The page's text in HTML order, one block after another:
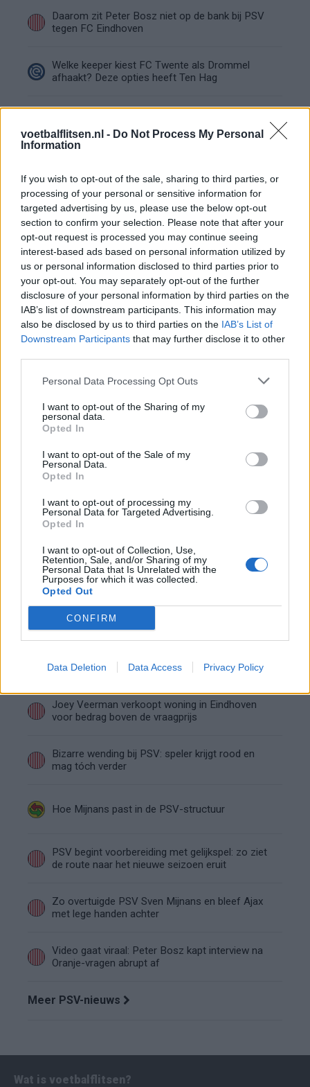
voetbalflitsen.nl - Do Not Process My Personal
Information
If you wish to opt-out of the sale, sharing to third parties, or
processing of your personal or sensitive information for
targeted advertising by us, please use the below opt-out
section to confirm your selection. Please note that after your
opt-out request is processed you may continue seeing
interest-based ads based on personal information utilized by
us or personal information disclosed to third parties prior to
your opt-out. You may separately opt-out of the further
disclosure of your personal information by third parties on the
IAB’s list of downstream participants. This information may
also be disclosed by us to third parties on the IAB’s List of
Downstream Participants that may further disclose it to other
Personal Data Processing Opt Outs
I want to opt-out of the Sharing of my
personal data.
Opted In
I want to opt-out of the Sale of my
Personal Data.
Opted In
I want to opt-out of processing my
Personal Data for Targeted Advertising.
Opted In
I want to opt-out of Collection, Use,
Retention, Sale, and/or Sharing of my
Personal Data that Is Unrelated with the
Purposes for which it was collected.
Opted Out
CONFIRM
Data Deletion Data Access Privacy Policy
Daarom zit Peter Bosz niet op de bank bij PSV
tegen FC Eindhoven
Welke keeper kiest FC Twente als Drommel
afhaakt? Deze opties heeft Ten Hag
Rotterdams Zomercarnaval: 'Dat kan hier niet'
eisen defensieve versterkingen
Ooit de toekomst van PSV, nu op weg naar de
uitgang: het verhaal van Babadi
Van Bommel begint bij België met achterstand:
niet tactisch, maar taalkundig
Transferclausule Joey Veerman uitgelegd: voor
dit bedrag kan PSV'er vertrekken
Dit ziet de Belgische voetbalbond in Mark van
Nieuw spoor voor PSV: Kostic duikt op als
serieuze optie
Italiaanse media: Perisic wacht op telefoontje
van Internazionale
Bosz wil niets weten van Oranje: PSV-trainer
kapt interview abrupt af
Wanneer is de loting voor de Champions
League? PSV en Feyenoord weten dan hun
tegenstanders
Zo verliep de carrière van Armando Obispo bij
PSV
afkoopclausule van 80 miljoen
Joey Veerman verkoopt woning in Eindhoven
voor bedrag boven de vraagprijs
Bizarre wending bij PSV: speler krijgt rood en
mag tóch verder
Hoe Mijnans past in de PSV-structuur
PSV begint voorbereiding met gelijkspel: zo ziet
de route naar het nieuwe seizoen eruit
Zo overtuigde PSV Sven Mijnans en bleef Ajax
met lege handen achter
Video gaat viraal: Peter Bosz kapt interview na
Oranje-vragen abrupt af
Meer PSV-nieuws
Wat is voetbalflitsen?